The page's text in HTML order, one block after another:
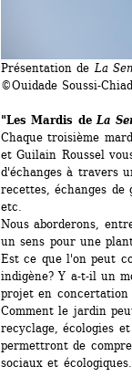
Présentation de La
©Ouidade Soussi-
"Les Mardis de La
Chaque troisième
et Guilain Roussel
d'échanges à travers
recettes, échanges
etc.
Nous aborderons,
un sens pour une
Est ce que l'on peut
indigène? Y a-t-il un
projet en concertation
Comment le jardin
recyclage, écologies
permettront de
sociaux et écologiques.